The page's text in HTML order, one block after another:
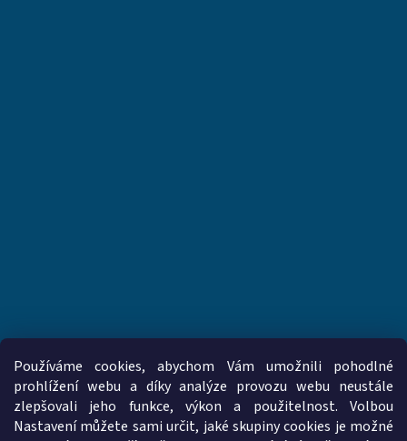
Používáme cookies, abychom Vám umožnili pohodlné
prohlížení webu a díky analýze provozu webu neustále
zlepšovali jeho funkce, výkon a použitelnost. Volbou
Nastavení můžete sami určit, jaké skupiny cookies je možné
www.vzduchotechnika-ventilatory.cz www.palmat.cz